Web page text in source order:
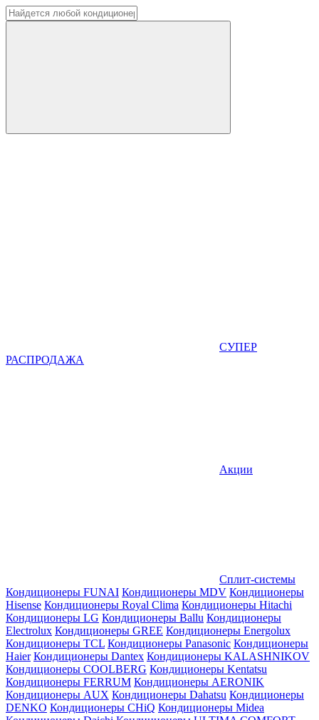
СУПЕР
РАСПРОДАЖА
Акции
Сплит-системы
Кондиционеры FUNAI Кондиционеры MDV Кондиционеры
Hisense Кондиционеры Royal Clima Кондиционеры Hitachi
Кондиционеры LG Кондиционеры Ballu Кондиционеры
Electrolux Кондиционеры GREE Кондиционеры Energolux
Кондиционеры TCL Кондиционеры Panasonic Кондиционеры
Haier Кондиционеры Dantex Кондиционеры KALASHNIKOV
Кондиционеры СOOLBERG Кондиционеры Kentatsu
Кондиционеры FERRUM Кондиционеры AERONIK
Кондиционеры AUX Кондиционеры Dahatsu Кондиционеры
DENKO Кондиционеры CHiQ Кондиционеры Midea